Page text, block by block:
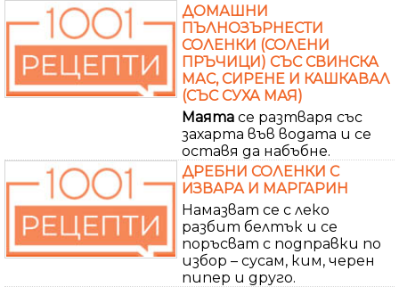
ДОМАШНИ
ПЪЛНОЗЪРНЕСТИ
СОЛЕНКИ (СОЛЕНИ
ПРЪЧИЦИ) СЪС СВИНСКА
МАС, СИРЕНЕ И КАШКАВАЛ
(СЪС СУХА МАЯ)
Маята се разтваря със
захарта във водата и се
оставя да набъбне.
ДРЕБНИ СОЛЕНКИ С
ИЗВАРА И МАРГАРИН
Намазват се с леко
разбит белтък и се
поръсват с подправки по
избор – сусам, ким, черен
пипер и друго.